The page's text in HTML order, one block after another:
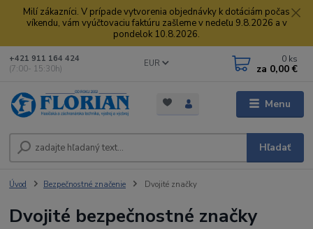
Milí zákazníci. V prípade vytvorenia objednávky k dotáciám počas
víkendu, vám vyúčtovaciu faktúru zašleme v nedeľu 9.8.2026 a v
pondelok 10.8.2026.
Menu
EUR
Hľadať
+421 911 164 424
(7:00- 15:30h)
0 ks
za 0,00 €
Úvod Bezpečnostné značenie Dvojité značky
Dvojité bezpečnostné značky